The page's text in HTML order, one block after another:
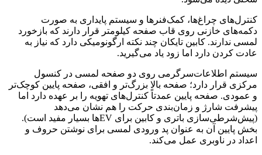
کنترل‌های چراغ‌ها، کمک‌فنرها و سیستم پایداری به صورت
دکمه‌های خازنی روی قاب صفحه کیلومتر قرار دارند که بازخورد
لمسی ندارند. کابین تایکان چند نکته ارگونومیکی دارد که نیاز به
عادت کردن دارد اما زود یاد می‌گیرید.
سیستم اطلاعات‌سرگرمی روی دو صفحه لمسی در کنسول
مرکزی قرار دارد؛ صفحه بالا بزرگ‌تر و افقی، صفحه پایین کوچک‌تر
و عمودی. صفحه پایین عمدتاً کنترل‌های تهویه را بر عهده دارد اما
پیشرفت شارژ و زمان‌بندی حرکت را هم نشان می‌دهد
(پیش‌شرطی‌سازی باتری و کابین برای EVها بسیار مفید است).
بخش پایین آن به عنوان پد ورودی لمسی برای نوشتن حروف و
اعداد در ناوبری عمل می‌کند.